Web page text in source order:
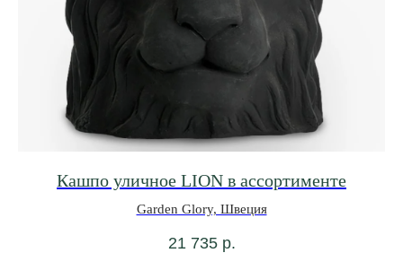
Кашпо уличное LION в ассортименте
Garden Glory, Швеция
21 735 р.